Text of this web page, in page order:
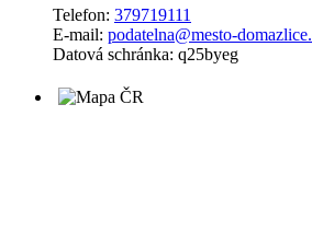
Telefon: 379719111
E-mail: podatelna@mesto-
Datová schránka: q25byeg